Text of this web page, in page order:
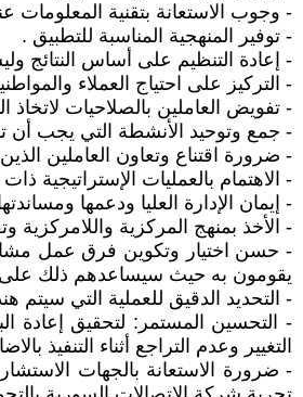
- وجوب الاستعانة بتقنية
- توفير المنهجية المناسبة للتطبيق .
- إعادة التنظيم على أساس النتائج
- التركيز على احتياج العملاء
- تفويض العاملين بالصلاحيات لاتخاذ
- جمع وتوحيد الأنشطة التي يجب أن
- ضرورة اقتناع وتعاون العاملين
- الاهتمام بالعمليات الإستراتيجية
- إيمان الإدارة العليا ودعمها
- الأخذ بمنهج المركزية واللامركزية
- حسن اختيار وتكوين فرق عمل
يقومون به حيث سيساعدهم ذلك
- التحديد الدقيق للعملية التي سيتم
- التحسين المستمر: لتحقيق إعادة
التغيير وعدم التراجع أثناء
- ضرورة الاستعانة بالجهات